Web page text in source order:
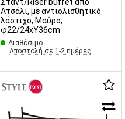
Ατσάλι, με αντιολισθητικό
λάστιχο, Μαύρο,
φ22/24xΥ36cm
Διαθέσιμο
Αποστολή σε 1-2 ημέρες